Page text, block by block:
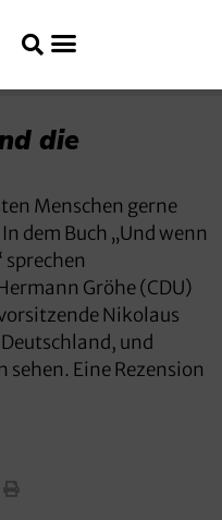
die
Menschen gerne
dem Buch „Und wenn
Gröhe (CDU)
Nikolaus
und
sehen. Eine Rezension